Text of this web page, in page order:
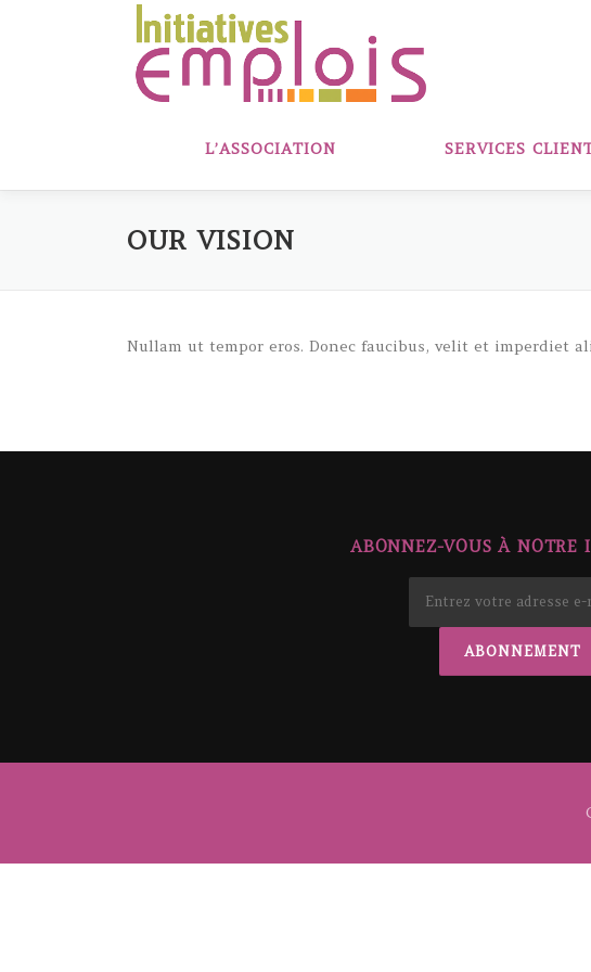
L’ASSOCIATION SERVICES
OUR VISION
Nullam ut tempor eros. Donec faucibus, velit et imperdiet
ABONNEZ-VOUS À NOTRE